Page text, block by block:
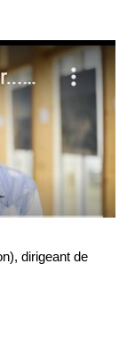
dirigeant de